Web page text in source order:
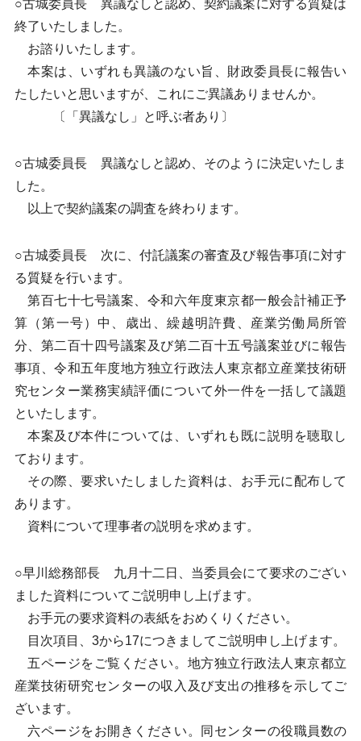
○古城委員長 異議なしと認め、契約議案に対する質疑は
終了いたしました。
お諮りいたします。
本案は、いずれも異議のない旨、財政委員長に報告い
たしたいと思いますが、これにご異議ありませんか。
〔「異議なし」と呼ぶ者あり〕
○古城委員長 異議なしと認め、そのように決定いたしま
した。
以上で契約議案の調査を終わります。
○古城委員長 次に、付託議案の審査及び報告事項に対す
る質疑を行います。
第百七十七号議案、令和六年度東京都一般会計補正予
算（第一号）中、歳出、繰越明許費、産業労働局所管
分、第二百十四号議案及び第二百十五号議案並びに報告
事項、令和五年度地方独立行政法人東京都立産業技術研
究センター業務実績評価について外一件を一括して議題
といたします。
本案及び本件については、いずれも既に説明を聴取し
ております。
その際、要求いたしました資料は、お手元に配布して
あります。
資料について理事者の説明を求めます。
○早川総務部長 九月十二日、当委員会にて要求のござい
ました資料についてご説明申し上げます。
お手元の要求資料の表紙をおめくりください。
目次項目、3から17につきましてご説明申し上げます。
五ページをご覧ください。地方独立行政法人東京都立
産業技術研究センターの収入及び支出の推移を示してご
ざいます。
六ページをお開きください。同センターの役職員数の